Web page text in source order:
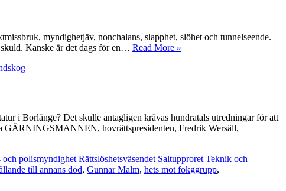
myndighetjäv, nonchalans, slapphet, slöhet och tunnelseende.
Kanske är det dags för en… Read More »
i Borlänge? Det skulle antagligen krävas hundratals utredningar för att
GÄRNINGSMANNEN, hovrättspresidenten, Fredrik Wersäll,
och polismyndighet Rättslöshetsväsendet Saltupproret Teknik och
till annans död, Gunnar Malm, hets mot fokggrupp,